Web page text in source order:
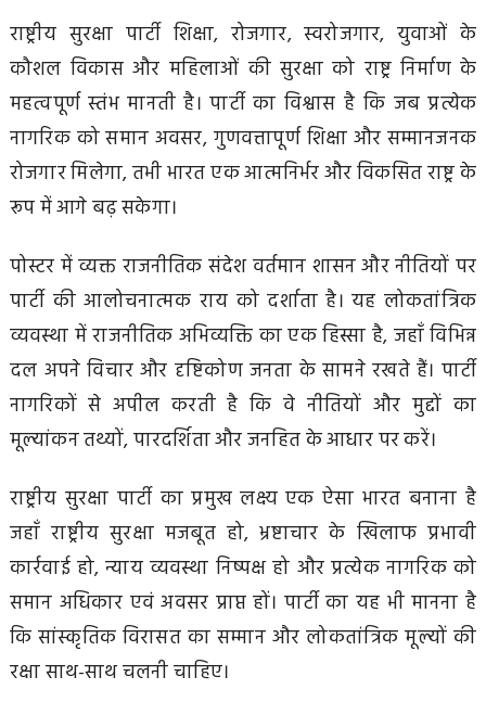
राष्ट्रीय सुरक्षा पार्टी शिक्षा, रोजगार, स्वरोजगार, युवाओं के
कौशल विकास और महिलाओं की सुरक्षा को राष्ट्र निर्माण के
महत्वपूर्ण स्तंभ मानती है। पार्टी का विश्वास है कि जब प्रत्येक
नागरिक को समान अवसर, गुणवत्तापूर्ण शिक्षा और सम्मानजनक
रोजगार मिलेगा, तभी भारत एक आत्मनिर्भर और विकसित राष्ट्र के
रूप में आगे बढ़ सकेगा।
पोस्टर में व्यक्त राजनीतिक संदेश वर्तमान शासन और नीतियों पर
पार्टी की आलोचनात्मक राय को दर्शाता है। यह लोकतांत्रिक
व्यवस्था में राजनीतिक अभिव्यक्ति का एक हिस्सा है, जहाँ विभिन्न
दल अपने विचार और दृष्टिकोण जनता के सामने रखते हैं। पार्टी
नागरिकों से अपील करती है कि वे नीतियों और मुद्दों का
मूल्यांकन तथ्यों, पारदर्शिता और जनहित के आधार पर करें।
राष्ट्रीय सुरक्षा पार्टी का प्रमुख लक्ष्य एक ऐसा भारत बनाना है
जहाँ राष्ट्रीय सुरक्षा मजबूत हो, भ्रष्टाचार के खिलाफ प्रभावी
कार्रवाई हो, न्याय व्यवस्था निष्पक्ष हो और प्रत्येक नागरिक को
समान अधिकार एवं अवसर प्राप्त हों। पार्टी का यह भी मानना है
कि सांस्कृतिक विरासत का सम्मान और लोकतांत्रिक मूल्यों की
रक्षा साथ-साथ चलनी चाहिए।